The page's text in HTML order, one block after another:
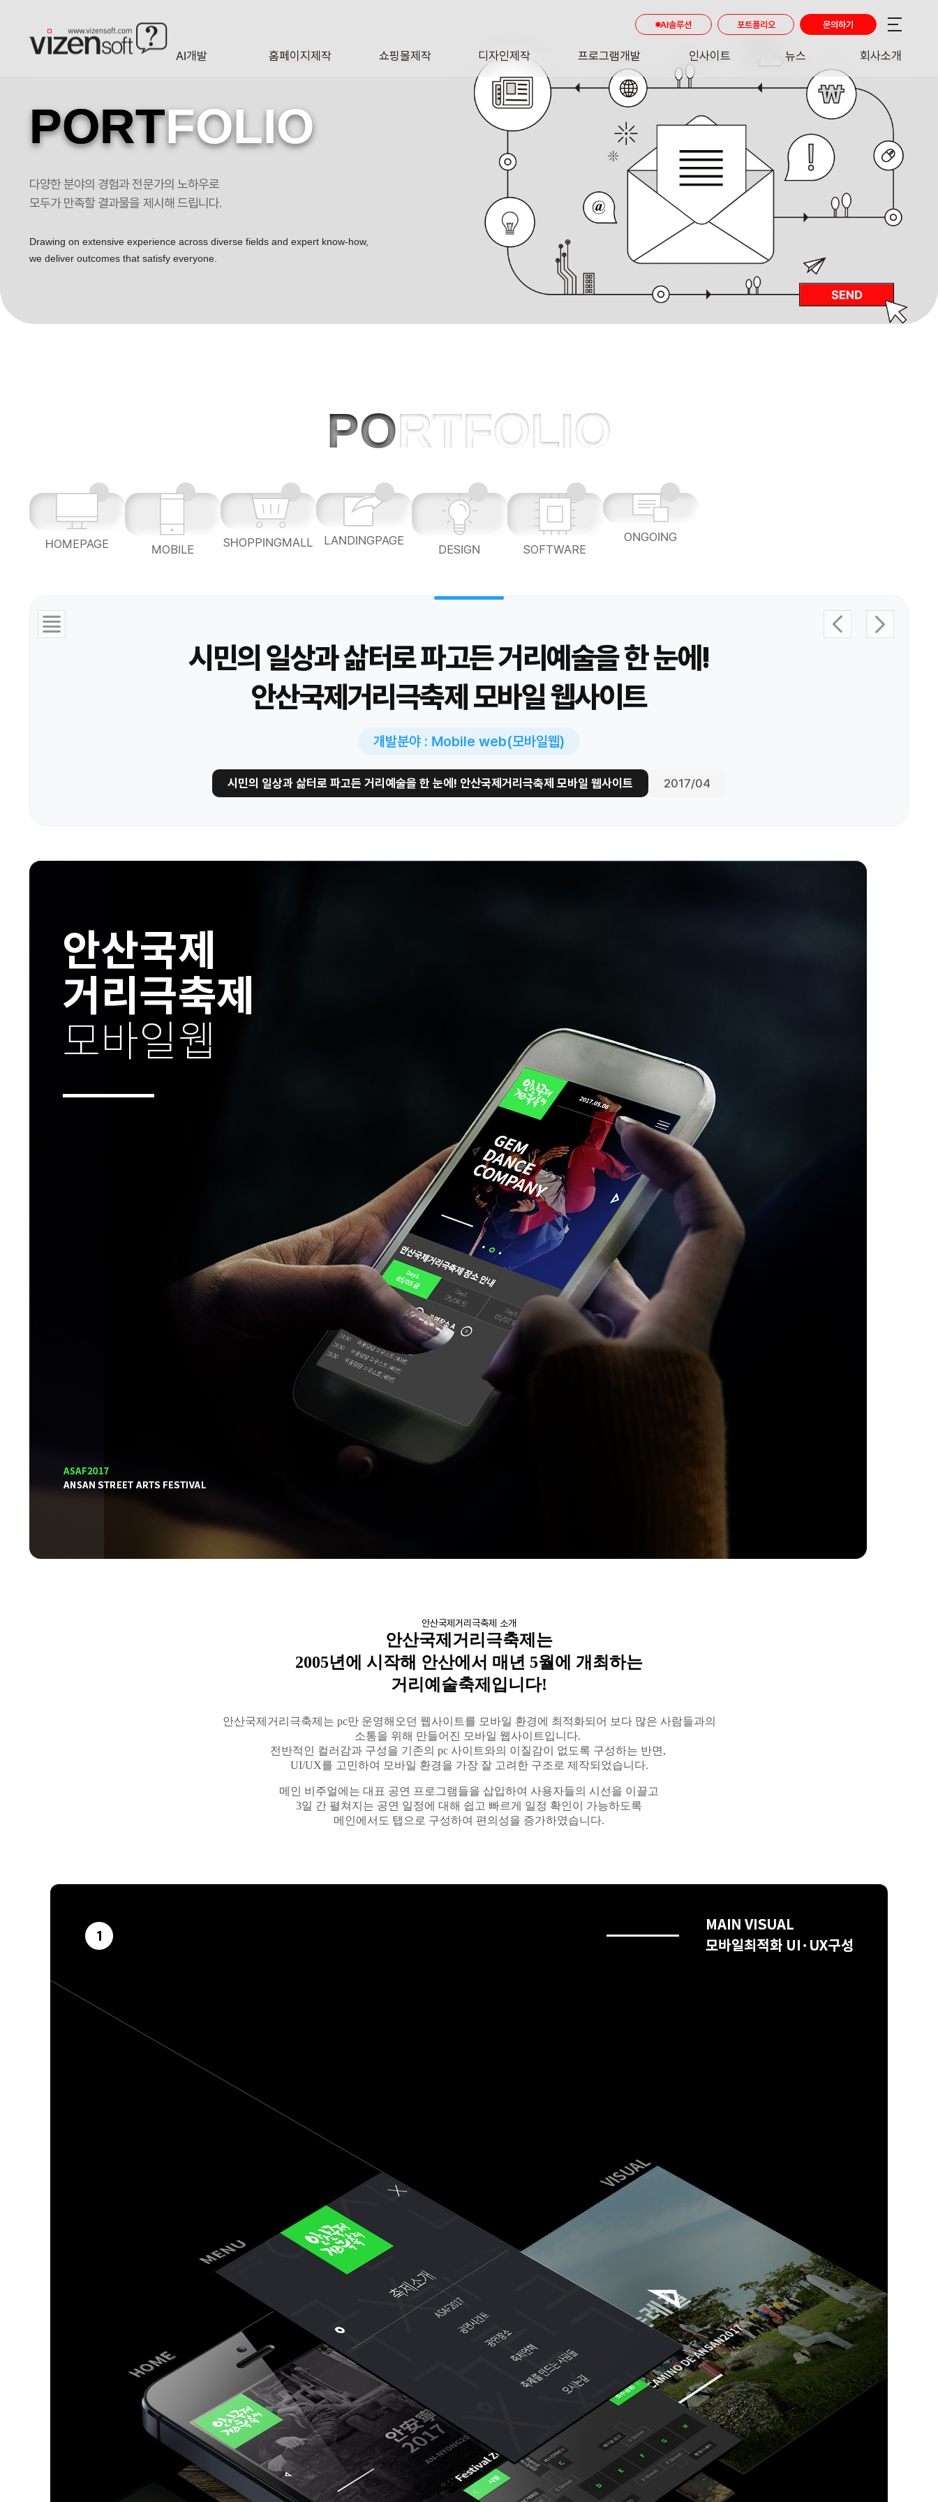
AI개발 홈페이지제작 쇼핑몰제작 디자인제작
DESIGN
프로그램개발
SOFTWARE
인사이트
INSIGHT
뉴스
NEWS
회사소개
AI솔루션 포트폴리오 문의하기
시민의 일상과 삶터로 파고든 거리예술을 한 눈에! 안산국제거리극축제 모바일 웹사이트 포트폴리오
PORTFOLIO
다양한 분야의 경험과 전문가의 노하우로
모두가 만족할 결과물을 제시해 드립니다.
Drawing on extensive experience across diverse fields and expert know-how,
we deliver outcomes that satisfy everyone.
PORTFOLIO
HOMEPAGE MOBILE SHOPPINGMALL LANDINGPAGE
DESIGN SOFTWARE
ONGOING
시민의 일상과 삶터로 파고든 거리예술을 한 눈에!
안산국제거리극축제 모바일 웹사이트
개발분야 : Mobile web(모바일웹)
시민의 일상과 삶터로 파고든 거리예술을 한 눈에! 안산국제거리극축제 모바일 웹사이트 2017/04
안산국제거리극축제 소개
안산국제거리극축제는
2005년에 시작해 안산에서 매년 5월에 개최하는
거리예술축제입니다!
안산국제거리극축제는 pc만 운영해오던 웹사이트를 모바일 환경에 최적화되어 보다 많은 사람들과의
소통을 위해 만들어진 모바일 웹사이트입니다.
전반적인 컬러감과구성을 기존의 pc 사이트와의 이질감이 없도록 구성하는 반면 ,
UI/UX를 고민하여 모바일 환경을 가장 잘 고려한 구조로 제작되었습니다.
메인 비주얼에는 대표 공연 프로그램들을 삽입하여 사용자들의 시선을 이끌고
3일 간 펼쳐지는 공연 일정에 대해 쉽고 빠르게 일정 확인이 가능하도록
메인에서도 탭으로 구성하여 편의성을 증가하였습니다.